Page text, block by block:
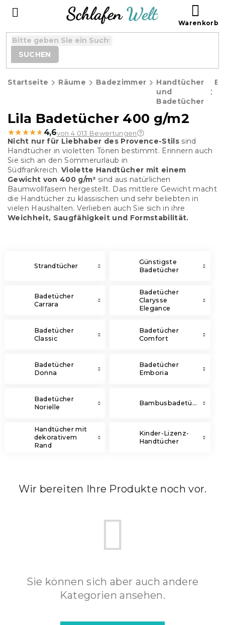
SUCHEN
Startseite Räume Badezimmer
Handtücher
und
Badetücher
Lila Badetücher 400 g/m2
★★★★★
★★★★★ 4,6von 4 013 Bewertungen
Nicht nur für Liebhaber des Provence-Stils sind
Handtücher in violetten Tönen bestimmt. Erinnern auch
Sie sich an den Sommerurlaub in
Südfrankreich.Violette Handtücher mit einem
Gewicht von 400 g/m² sind aus natürlichen
Baumwollfasern hergestellt. Das mittlere Gewicht macht
die Handtücher zu klassischen und sehr beliebten in
vielen Haushalten. Verlieben auch Sie sich in ihre
Weichheit, Saugfähigkeit und Formstabilität.
Strandtücher
Günstigste
Badetücher
Badetücher
Carrara
Badetücher
Clarysse
Elegance
Badetücher
Classic
Badetücher
Comfort
Badetücher
Donna
Badetücher
Emboria
Badetücher
Norielle
Bambusbadetücher
Handtücher mit
dekorativem
Rand
Kinder-Lizenz-
Handtücher
Wir bereiten Ihre Produkte noch vor.
Sie können sich aber auch andere
Kategorien ansehen.